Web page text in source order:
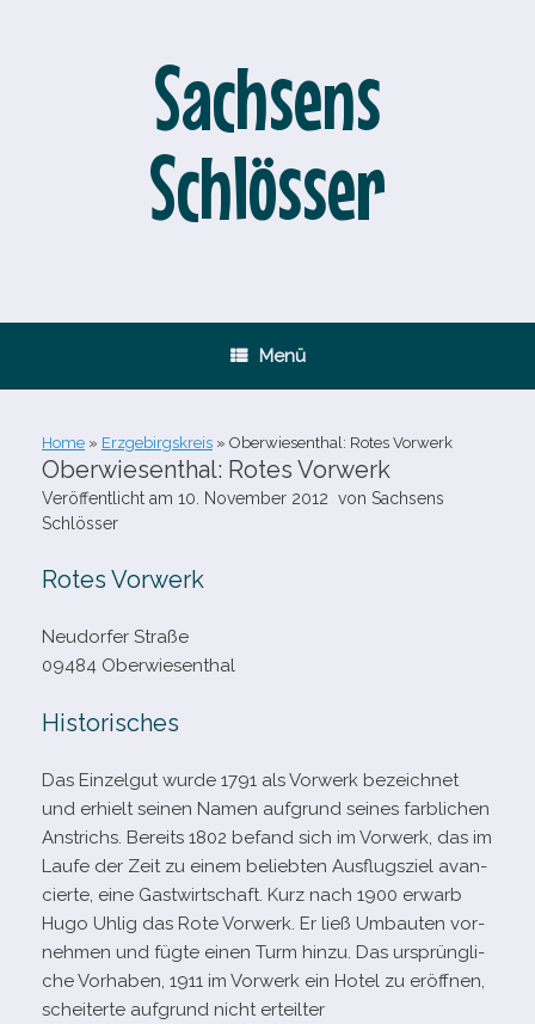
Sachsens
Schlösser
Menü
Home » Erzgebirgskreis » Oberwiesenthal: Rotes Vorwerk
Oberwiesenthal: Rotes Vorwerk
Veröffentlicht am 10. November 2012 von Sachsens
Schlösser
Rotes Vorwerk
Neudorfer Straße
09484 Oberwiesenthal
Historisches
Das Einzelgut wurde 1791 als Vorwerk bezeich­net
und erhielt sei­nen Namen auf­grund sei­nes farb­li­chen
Anstrichs. Bereits 1802 befand sich im Vorwerk, das im
Laufe der Zeit zu einem belieb­ten Ausflugsziel avan­
cierte, eine Gastwirtschaft. Kurz nach 1900 erwarb
Hugo Uhlig das Rote Vorwerk. Er ließ Umbauten vor­
neh­men und fügte einen Turm hinzu. Das ursprüng­li­
che Vorhaben, 1911 im Vorwerk ein Hotel zu eröff­nen,
schei­terte auf­grund nicht erteil­ter